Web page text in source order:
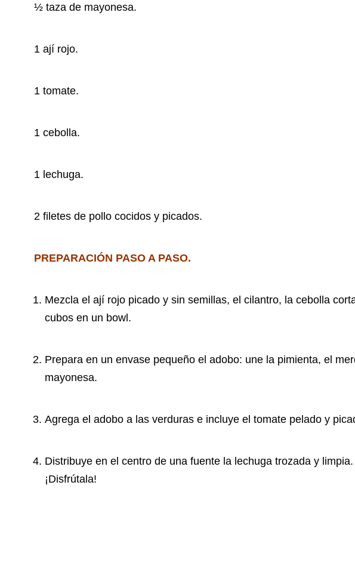
½ taza de mayonesa.
1 ají rojo.
1 tomate.
1 cebolla.
1 lechuga.
2 filetes de pollo cocidos y picados.
PREPARACIÓN PASO A PASO.
Mezcla el ají rojo picado y sin semillas, el cilantro, la cebolla
cubos en un bowl.
Prepara en un envase pequeño el adobo: une la pimienta, el
mayonesa.
Agrega el adobo a las verduras e incluye el tomate pelado y
Distribuye en el centro de una fuente la lechuga trozada y
¡Disfrútala!